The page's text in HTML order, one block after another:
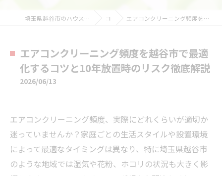
埼玉県越谷市のハウスクリーニングならおそうじ革命越谷大袋店 コラム エアコンクリーニング頻度を越谷市で最適化するコツと10年放置時のリスク徹底解説
エアコンクリーニング頻度を越谷市で最適
化するコツと10年放置時のリスク徹底解説
2026/06/13
エアコンクリーニング頻度、実際にどれくらいが適切か
迷っていませんか？家庭ごとの生活スタイルや設置環境
によって最適なタイミングは異なり、特に埼玉県越谷市
のような地域では湿気や花粉、ホコリの状況も大きく影